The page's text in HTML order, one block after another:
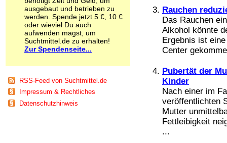
Rauchen
Das Rauchen
Alkohol könnte
Ergebnis ist
Center
Pubertät der
Kinder
Nach einer im
veröffentlichten
Mutter
Fettleibigkeit
...
Schmerzmittel
Schnüffelstoffe
Spice
Sucht / Süchte
Alkoholsucht
Co-Abhängigkeit
Computersucht
Ess-Brechsucht
Essstörungen
Fernsehsucht
ausgebaut und betrieben zu
werden. Spende jetzt 5 €, 10 €
oder wieviel Du auch
aufwenden magst, um
Suchtmittel.de zu erhalten!
Zur Spendenseite...
RSS-Feed von Suchtmittel.de
Impressum & Rechtliches
Datenschutzhinweis